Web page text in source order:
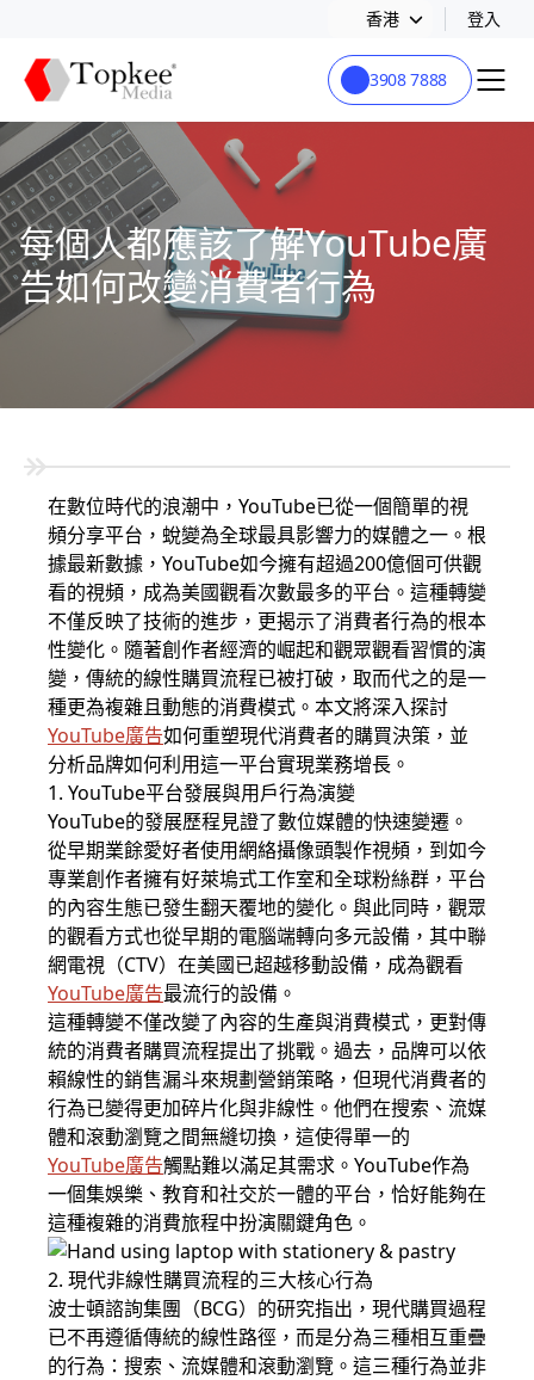
香港 登入
3908 7888
每個人都應該了解YouTube廣
告如何改變消費者行為
在數位時代的浪潮中，YouTube已從一個簡單的視
頻分享平台，蛻變為全球最具影響力的媒體之一。根
據最新數據，YouTube如今擁有超過200億個可供觀
看的視頻，成為美國觀看次數最多的平台。這種轉變
不僅反映了技術的進步，更揭示了消費者行為的根本
性變化。隨著創作者經濟的崛起和觀眾觀看習慣的演
變，傳統的線性購買流程已被打破，取而代之的是一
種更為複雜且動態的消費模式。本文將深入探討
YouTube廣告如何重塑現代消費者的購買決策，並
分析品牌如何利用這一平台實現業務增長。
1. YouTube平台發展與用戶行為演變
YouTube的發展歷程見證了數位媒體的快速變遷。
從早期業餘愛好者使用網絡攝像頭製作視頻，到如今
專業創作者擁有好萊塢式工作室和全球粉絲群，平台
的內容生態已發生翻天覆地的變化。與此同時，觀眾
的觀看方式也從早期的電腦端轉向多元設備，其中聯
網電視（CTV）在美國已超越移動設備，成為觀看
YouTube廣告最流行的設備。
這種轉變不僅改變了內容的生產與消費模式，更對傳
統的消費者購買流程提出了挑戰。過去，品牌可以依
賴線性的銷售漏斗來規劃營銷策略，但現代消費者的
行為已變得更加碎片化與非線性。他們在搜索、流媒
體和滾動瀏覽之間無縫切換，這使得單一的
YouTube廣告觸點難以滿足其需求。YouTube作為
一個集娛樂、教育和社交於一體的平台，恰好能夠在
這種複雜的消費旅程中扮演關鍵角色。
2. 現代非線性購買流程的三大核心行為
波士頓諮詢集團（BCG）的研究指出，現代購買過程
已不再遵循傳統的線性路徑，而是分為三種相互重疊
的行為：搜索、流媒體和滾動瀏覽。這三種行為並非